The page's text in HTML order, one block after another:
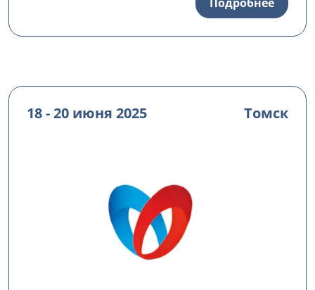
18 - 20 июня 2025 Томск